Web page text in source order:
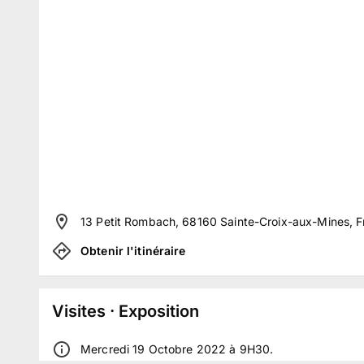
13 Petit Rombach, 68160 Sainte-Croix-aux-Mines,
Obtenir l'itinéraire
Visites · Exposition
Mercredi 19 Octobre 2022 à 9H30.